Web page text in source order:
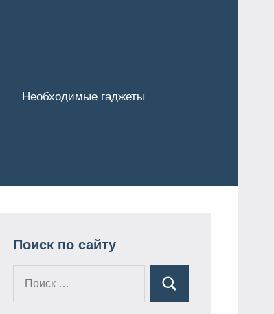
Необходимые гаджеты
Поиск по сайту
Поиск